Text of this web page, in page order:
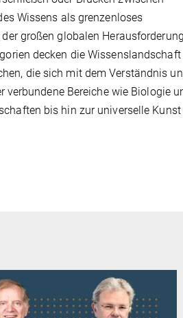
Wissens als grenzenloses
großen globalen
decken die Wissenslandschaft
die sich mit dem Verständnis
Bereiche wie Biologie
bis hin zur universelle Kunst